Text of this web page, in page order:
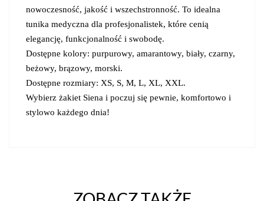
nowoczesność, jakość i wszechstronność. To idealna
tunika medyczna dla profesjonalistek, które cenią
elegancję, funkcjonalność i swobodę.
Dostępne kolory: purpurowy, amarantowy, biały, czarny,
beżowy, brązowy, morski.
Dostępne rozmiary: XS, S, M, L, XL, XXL.
Wybierz żakiet Siena i poczuj się pewnie, komfortowo i
stylowo każdego dnia!